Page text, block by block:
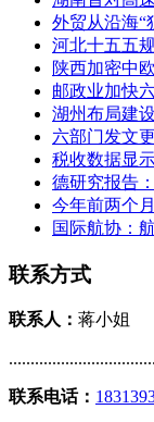
外贸从沿海“
河北十五五
陕西加密中
邮政业加快
湖州布局建
六部门发文
税收数据显
德研究报告
今年前两个
国际航协：
联系方式
联系人： 蒋小姐
联系电话：